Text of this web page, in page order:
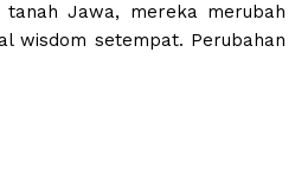
Jawa, mereka merubah
wisdom setempat. Perubahan